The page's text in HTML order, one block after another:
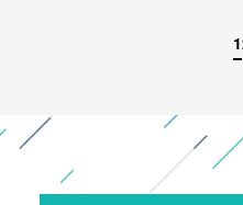
の
ペ
1